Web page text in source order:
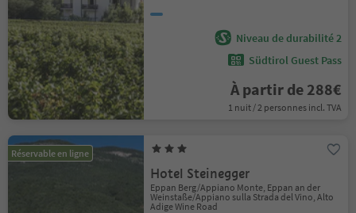
Niveau de durabilité 2
Südtirol Guest Pass
À partir de 288€
1 nuit / 2 personnes incl. TVA
Réservable en ligne
Hotel Steinegger
Eppan Berg/Appiano Monte, Eppan an der
Weinstaße/Appiano sulla Strada del Vino, Alto
Adige Wine Road